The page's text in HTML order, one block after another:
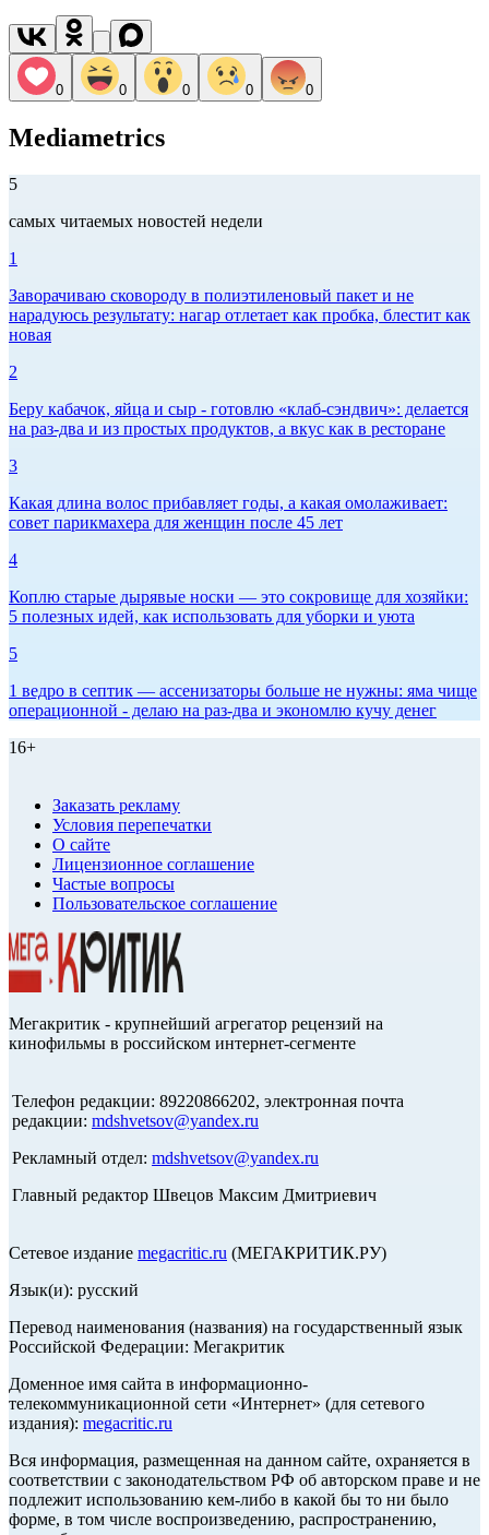
0 0 0 0 0
Mediametrics
5
самых читаемых новостей недели
1
Заворачиваю сковороду в полиэтиленовый пакет и не
нарадуюсь результату: нагар отлетает как пробка, блестит как
новая
2
Беру кабачок, яйца и сыр - готовлю «клаб-сэндвич»: делается
на раз-два и из простых продуктов, а вкус как в ресторане
3
Какая длина волос прибавляет годы, а какая омолаживает:
совет парикмахера для женщин после 45 лет
4
Коплю старые дырявые носки — это сокровище для хозяйки:
5 полезных идей, как использовать для уборки и уюта
5
1 ведро в септик — ассенизаторы больше не нужны: яма чище
операционной - делаю на раз-два и экономлю кучу денег
16+
Заказать рекламу
Условия перепечатки
О сайте
Лицензионное соглашение
Частые вопросы
Пользовательское соглашение
Мегакритик - крупнейший агрегатор рецензий на
кинофильмы в российском интернет-сегменте
Телефон редакции: 89220866202, электронная почта
редакции: mdshvetsov@yandex.ru
Рекламный отдел: mdshvetsov@yandex.ru
Главный редактор Швецов Максим Дмитриевич
Сетевое издание megacritic.ru (МЕГАКРИТИК.РУ)
Язык(и): русский
Перевод наименования (названия) на государственный язык
Российской Федерации: Мегакритик
Доменное имя сайта в информационно-
телекоммуникационной сети «Интернет» (для сетевого
издания): megacritic.ru
Вся информация, размещенная на данном сайте, охраняется в
соответствии с законодательством РФ об авторском праве и не
подлежит использованию кем-либо в какой бы то ни было
форме, в том числе воспроизведению, распространению,